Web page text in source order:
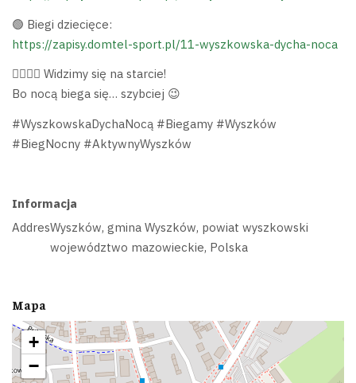
🟢 Biegi dziecięce:
https://zapisy.domtel-sport.pl/11-wyszkowska-dycha-noca
🏃‍♀️🏃‍♂️ Widzimy się na starcie!
Bo nocą biega się… szybciej 😉
#WyszkowskaDychaNocą #Biegamy #Wyszków
#BiegNocny #AktywnyWyszków
Informacja
AddresWyszków, gmina Wyszków, powiat wyszkowski
województwo mazowieckie, Polska
Mapa
+
−